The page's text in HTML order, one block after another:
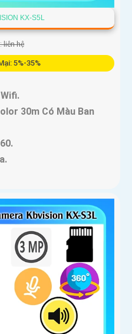
KX-S5L
liên hệ
5%-35%
30m Có Màu Ban